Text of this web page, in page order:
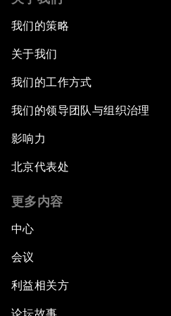
我们的策略
关于我们
我们的工作方式
我们的领导团队与组织治理
影响力
北京代表处
更多内容
中心
会议
利益相关方